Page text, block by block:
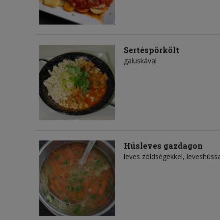
Sertéspörkölt
galuskával
Húsleves gazdagon
leves zöldségekkel,